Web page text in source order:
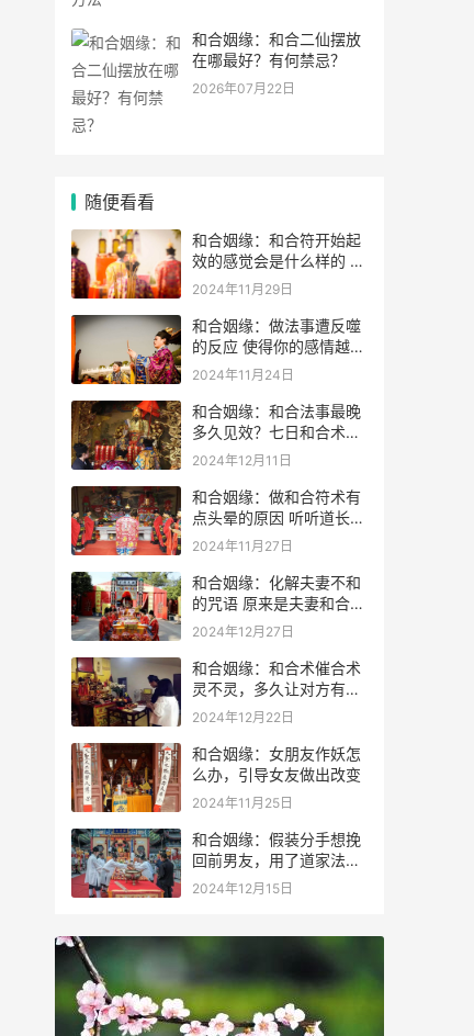
和合姻缘：和合二仙摆放
在哪最好？有何禁忌？
2026年07月22日
随便看看
和合姻缘：和合符开始起
效的感觉会是什么样的 如
何判断和合术是否起效
2024年11月29日
和合姻缘：做法事遭反噬
的反应 使得你的感情越变
越差
2024年11月24日
和合姻缘：和合法事最晚
多久见效？七日和合术可
靠吗？
2024年12月11日
和合姻缘：做和合符术有
点头晕的原因 听听道长的
解析
2024年11月27日
和合姻缘：化解夫妻不和
的咒语 原来是夫妻和合术
咒语
2024年12月27日
和合姻缘：和合术催合术
灵不灵，多久让对方有感
应？
2024年12月22日
和合姻缘：女朋友作妖怎
么办，引导女友做出改变
2024年11月25日
和合姻缘：假装分手想挽
回前男友，用了道家法术
成功进行挽回
2024年12月15日